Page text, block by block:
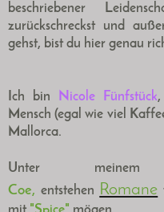
beschriebener
zurückschreckst und
gehst, bist du hier genau
Ich bin Nicole Fünfstück
Mensch (egal wie viel
Mallorca.
Unter meinem
Coe, entstehen Romane